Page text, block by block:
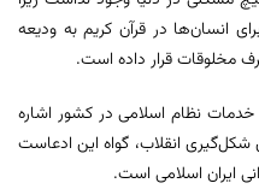
انسان‌ها در قرآن کریم به ودیعه
مخلوقات قرار داده است.
نظام اسلامی در کشور اشاره
شکل‌گیری انقلاب، گواه این ادعاست
ایران اسلامی است.